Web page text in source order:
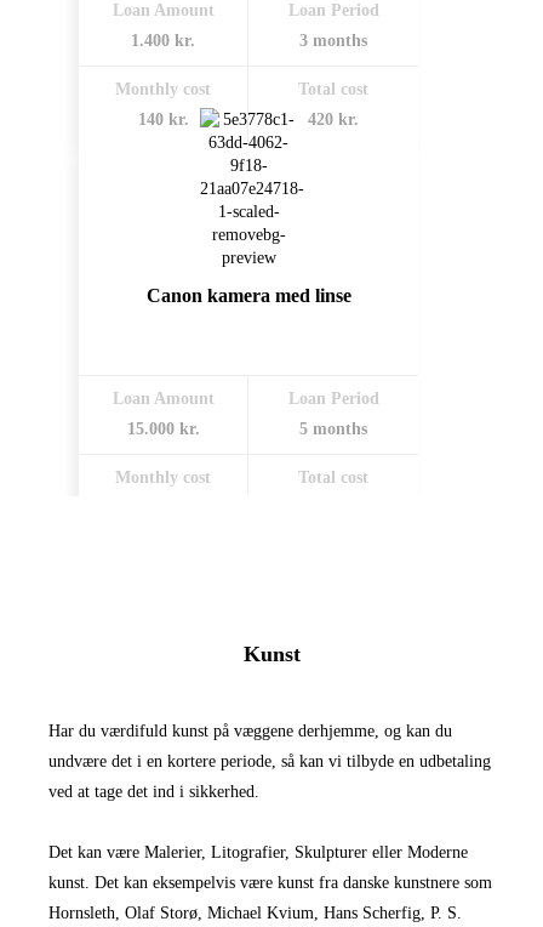
Loan Amount
1.400 kr.
Loan Period
3 months
Monthly cost
140 kr.
Total cost
420 kr.
Canon kamera med linse
Loan Amount
15.000 kr.
Loan Period
5 months
Monthly cost
Total cost
Kunst
Har du værdifuld kunst på væggene derhjemme, og kan du
undvære det i en kortere periode, så kan vi tilbyde en udbetaling
ved at tage det ind i sikkerhed.
Det kan være Malerier, Litografier, Skulpturer eller Moderne
kunst. Det kan eksempelvis være kunst fra danske kunstnere som
Hornsleth, Olaf Storø, Michael Kvium, Hans Scherfig, P. S.